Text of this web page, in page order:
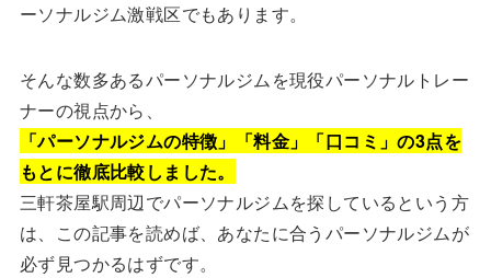
ーソナルジム激戦区でもあります。
そんな数多あるパーソナルジムを現役パーソナルトレー
ナーの視点から、
「パーソナルジムの特徴」「料金」「口コミ」の3点を
もとに徹底比較しました。
三軒茶屋駅周辺でパーソナルジムを探しているという方
は、この記事を読めば、あなたに合うパーソナルジムが
必ず見つかるはずです。